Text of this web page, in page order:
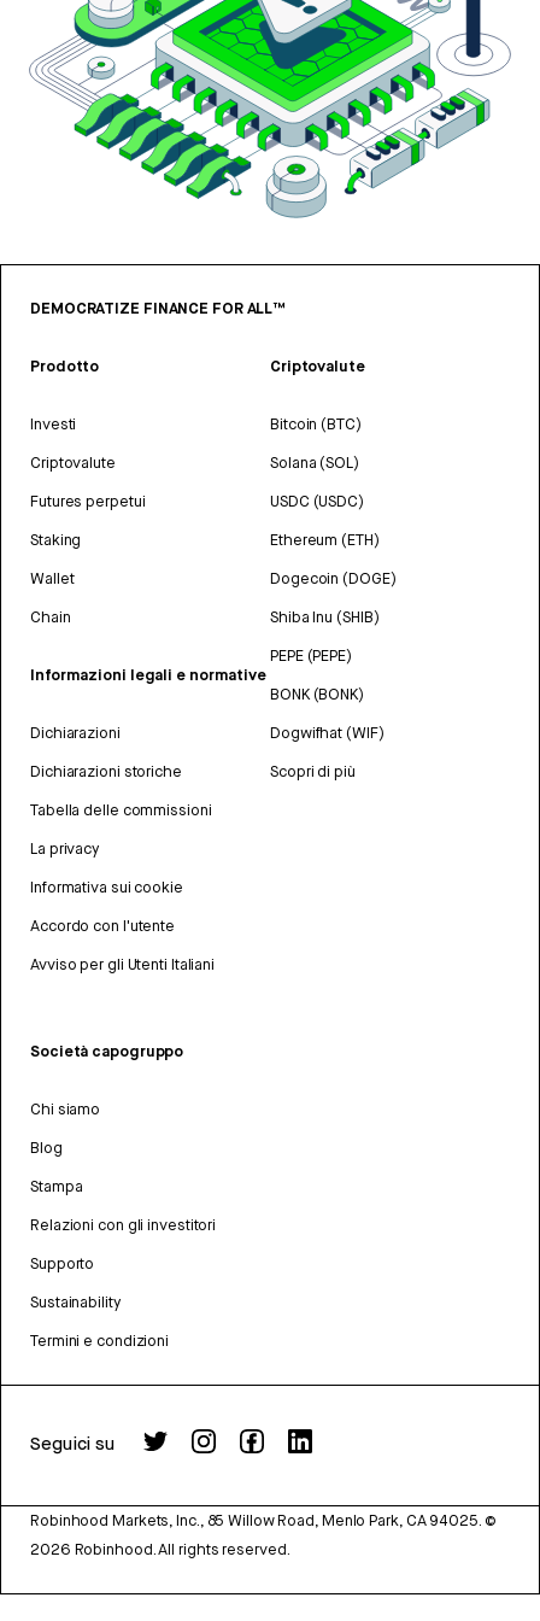
DEMOCRATIZE FINANCE FOR ALL™
Prodotto
Investi
Criptovalute
Futures perpetui
Staking
Wallet
Chain
Informazioni legali e normative
Dichiarazioni
Dichiarazioni storiche
Tabella delle commissioni
La privacy
Informativa sui cookie
Accordo con l'utente
Avviso per gli Utenti Italiani
Criptovalute
Bitcoin (BTC)
Solana (SOL)
USDC (USDC)
Ethereum (ETH)
Dogecoin (DOGE)
Shiba Inu (SHIB)
PEPE (PEPE)
BONK (BONK)
Dogwifhat (WIF)
Scopri di più
Società capogruppo
Chi siamo
Blog
Stampa
Relazioni con gli investitori
Supporto
Sustainability
Termini e condizioni
Seguici su
Robinhood Markets, Inc., 85 Willow Road, Menlo Park, CA 94025. ©
2026 Robinhood. All rights reserved.